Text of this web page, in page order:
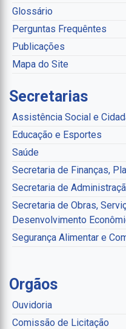
Glossário
Perguntas Frequêntes
Publicações
Mapa do Site
Secretarias
Assistência Social e
Educação e Esportes
Saúde
Secretaria de Finanças,
Secretaria de
Secretaria de Obras,
Desenvolvimento
Segurança Alimentar e
Orgãos
Ouvidoria
Comissão de Licitação